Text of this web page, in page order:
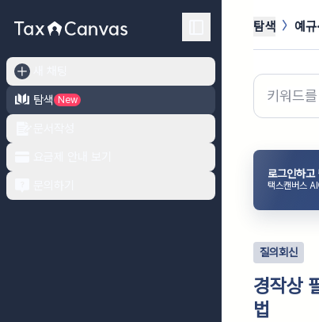
탐색
New
탐색 예규
로그인하
택스캔버스
질의회신
경작상
법